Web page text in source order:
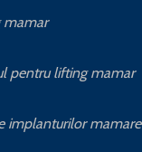
mamar
pentru lifting mamar
implanturilor mamare